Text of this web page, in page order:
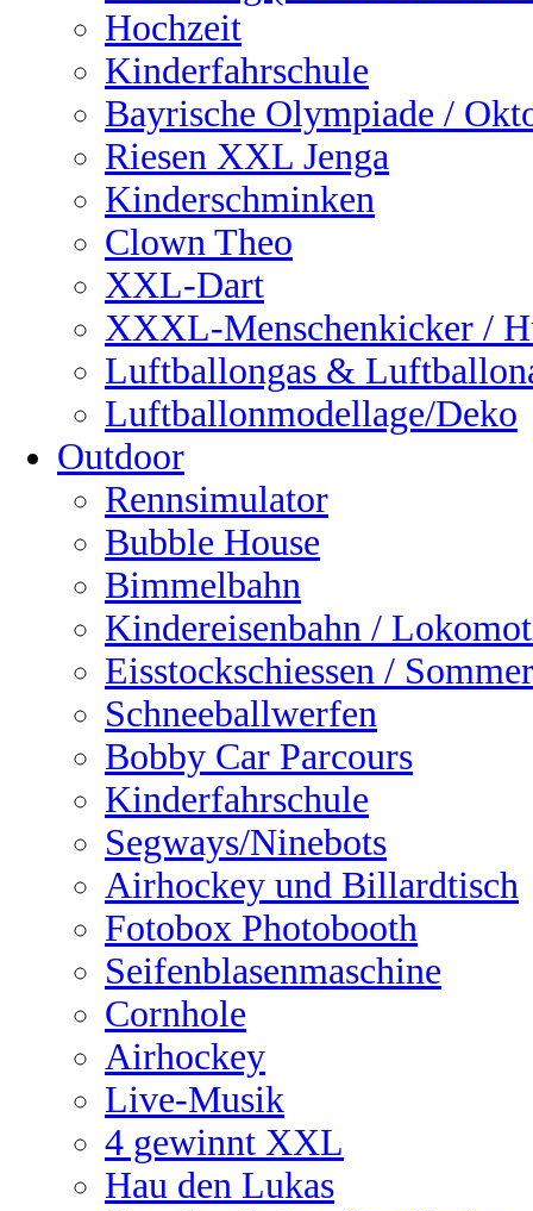
Hochzeit
Kinderfahrschule
Bayrische Olympiade /
Riesen XXL Jenga
Kinderschminken
Clown Theo
XXL-Dart
XXXL-Menschenkicker /
Luftballongas &
Luftballonmodellage/Deko
Outdoor
Rennsimulator
Bubble House
Bimmelbahn
Kindereisenbahn /
Eisstockschiessen /
Schneeballwerfen
Bobby Car Parcours
Kinderfahrschule
Segways/Ninebots
Airhockey und Billardtisch
Fotobox Photobooth
Seifenblasenmaschine
Cornhole
Airhockey
Live-Musik
4 gewinnt XXL
Hau den Lukas